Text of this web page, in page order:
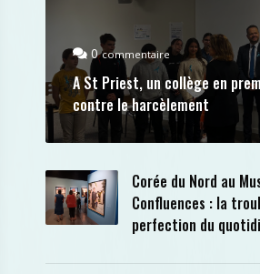
0commentaire
A St Priest, un collège en
contre le harcèlement
Corée du Nord au
Confluences : la
perfection du